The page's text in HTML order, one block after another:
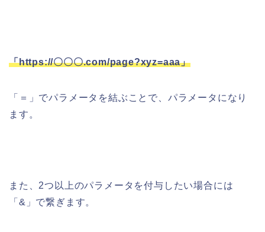
「https://〇〇〇.com/page?xyz=aaa」
「＝」でパラメータを結ぶことで、パラメータになり
ます。
また、2つ以上のパラメータを付与したい場合には
「&」で繋ぎます。